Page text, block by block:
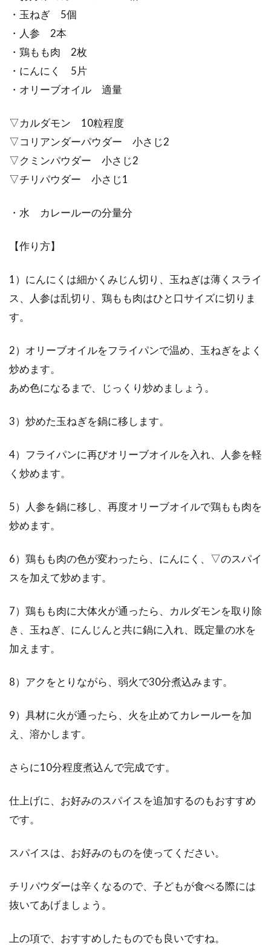
・玉ねぎ 5個
・人参 2本
・鶏もも肉 2枚
・にんにく 5片
・オリーブオイル 適量
▽カルダモン 10粒程度
▽コリアンダーパウダー 小さじ2
▽クミンパウダー 小さじ2
▽チリパウダー 小さじ1
・水 カレールーの分量分
【作り方】
1）にんにくは細かくみじん切り、玉ねぎは薄くスライ
ス、人参は乱切り、鶏もも肉はひと口サイズに切りま
す。
2）オリーブオイルをフライパンで温め、玉ねぎをよく
炒めます。
あめ色になるまで、じっくり炒めましょう。
3）炒めた玉ねぎを鍋に移します。
4）フライパンに再びオリーブオイルを入れ、人参を軽
く炒めます。
5）人参を鍋に移し、再度オリーブオイルで鶏もも肉を
炒めます。
6）鶏もも肉の色が変わったら、にんにく、▽のスパイ
スを加えて炒めます。
7）鶏もも肉に大体火が通ったら、カルダモンを取り除
き、玉ねぎ、にんじんと共に鍋に入れ、既定量の水を
加えます。
8）アクをとりながら、弱火で30分煮込みます。
9）具材に火が通ったら、火を止めてカレールーを加
え、溶かします。
さらに10分程度煮込んで完成です。
仕上げに、お好みのスパイスを追加するのもおすすめ
です。
スパイスは、お好みのものを使ってください。
チリパウダーは辛くなるので、子どもが食べる際には
抜いてあげましょう。
上の項で、おすすめしたものでも良いですね。